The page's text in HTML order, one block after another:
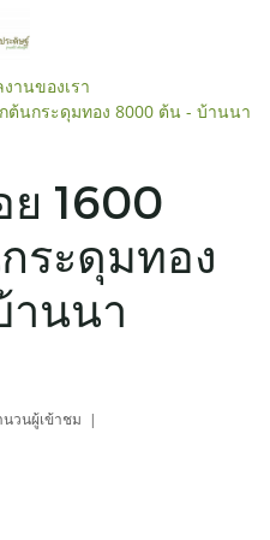
งานของเรา
นกระดุมทอง 8000 ต้น - บ้านนา
1600
ระดุมทอง
นนา
นวนผู้เข้าชม |